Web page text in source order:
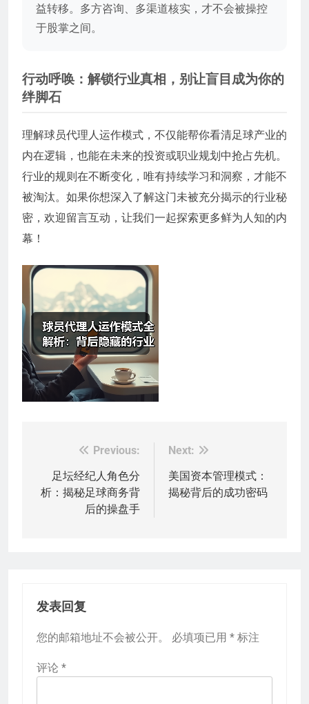
益转移。多方咨询、多渠道核实，才不会被操控
于股掌之间。
行动呼唤：解锁行业真相，别让盲目成为你的
绊脚石
理解球员代理人运作模式，不仅能帮你看清足球产业的
内在逻辑，也能在未来的投资或职业规划中抢占先机。
行业的规则在不断变化，唯有持续学习和洞察，才能不
被淘汰。如果你想深入了解这门未被充分揭示的行业秘
密，欢迎留言互动，让我们一起探索更多鲜为人知的内
幕！
导
Previous:
足坛经纪人角色分
析：揭秘足球商务背
后的操盘手
Next:
美国资本管理模式：
揭秘背后的成功密码
发表回复
您的邮箱地址不会被公开。 必填项已用 * 标注
评论 *